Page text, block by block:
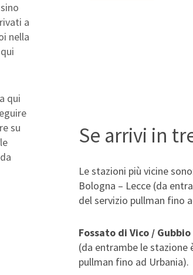
a
nella
qui
su
Se arrivi in
Le stazioni più vicine
Bologna – Lecce (da
del servizio pullman fino
Fossato di Vico /
(da entrambe le stazione
pullman fino ad Urbania).